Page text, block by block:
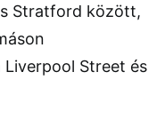
Stratford között,
Street és